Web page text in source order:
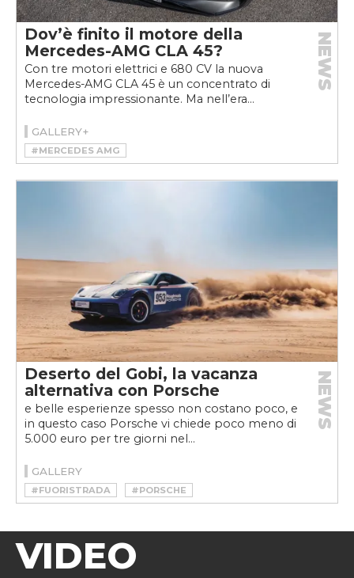
Dov’è finito il motore della
Mercedes-AMG CLA 45?
Con tre motori elettrici e 680 CV la nuova
Mercedes-AMG CLA 45 è un concentrato di
tecnologia impressionante. Ma nell’era...
NEWS
GALLERY+
#MERCEDES AMG
#MERCEDES-AMG CLA 45 4MATIC+
Deserto del Gobi, la vacanza
alternativa con Porsche
e belle esperienze spesso non costano poco, e
in questo caso Porsche vi chiede poco meno di
5.000 euro per tre giorni nel...
NEWS
GALLERY
#FUORISTRADA #PORSCHE
VIDEO